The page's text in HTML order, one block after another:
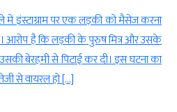
में इंस्टाग्राम पर एक लड़की को मैसेज करना
आरोप है कि लड़की के पुरुष मित्र और उसके
बेरहमी से पिटाई कर दी। इस घटना का
से वायरल हो […]